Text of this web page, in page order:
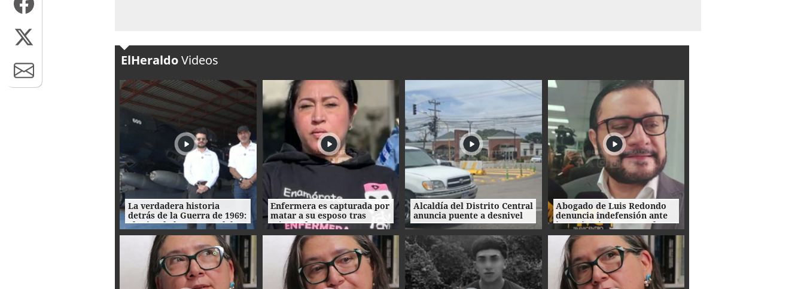
ElHeraldoVideos
La verdadera historia
detrás de la Guerra de 1969:
el mito de la "Guerra del
Fútbol"
Enfermera es capturada por
matar a su esposo tras
crimen de su amante en
Honduras
Alcaldía del Distrito Central
anuncia puente a desnivel
en Loarque para 2027
Abogado de Luis Redondo
denuncia indefensión ante
investigaciones contra la
extinta Comisión
Permanente